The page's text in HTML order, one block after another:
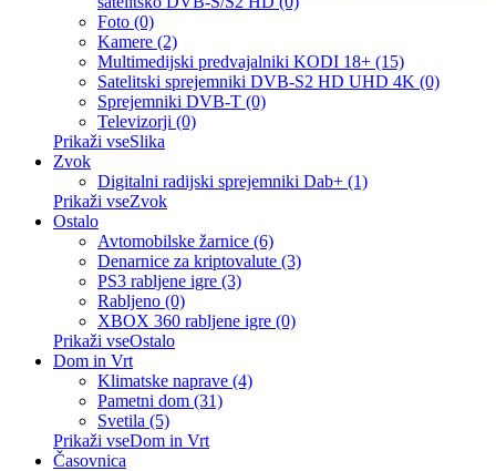
Foto (0)
Kamere (2)
Multimedijski predvajalniki KODI 18+ (15)
Satelitski sprejemniki DVB-S2 HD UHD 4K (0)
Sprejemniki DVB-T (0)
Televizorji (0)
Prikaži vseSlika
Zvok
Digitalni radijski sprejemniki Dab+ (1)
Prikaži vseZvok
Ostalo
Avtomobilske žarnice (6)
Denarnice za kriptovalute (3)
PS3 rabljene igre (3)
Rabljeno (0)
XBOX 360 rabljene igre (0)
Prikaži vseOstalo
Dom in Vrt
Klimatske naprave (4)
Pametni dom (31)
Svetila (5)
Prikaži vseDom in Vrt
Časovnica